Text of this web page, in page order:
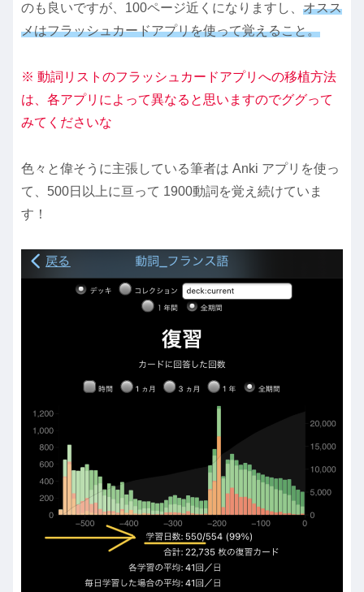
のも良いですが、100ページ近くになりますし、 オスス
メはフラッシュカードアプリを使って覚えること。
※ 動詞リストのフラッシュカードアプリへの移植方法
は、各アプリによって異なると思いますのでググって
みてくださいな
色々と偉そうに主張している筆者は Anki アプリを使っ
て、500日以上に亘って 1900動詞を覚え続けていま
す！